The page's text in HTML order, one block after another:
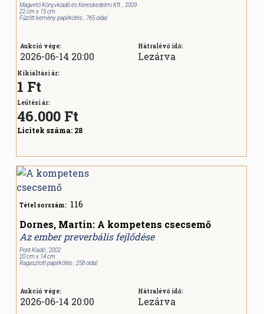
Magvető Könyvkiadó és Kereskedelmi Kft. , 2009
22 cm x 15 cm
Fűzött kemény papírkötés , 765 oldal
Aukció vége:
2026-06-14 20:00
Hátralévő idő:
Lezárva
Kikiáltási ár:
1 Ft
Leütési ár:
46.000 Ft
Licitek száma: 28
Tétel sorszám: 116
Dornes, Martin: A kompetens csecsemő
Az ember preverbális fejlődése
Pont Kiadó , 2002
20 cm x 14 cm
Ragasztott papírkötés , 258 oldal
Aukció vége:
2026-06-14 20:00
Hátralévő idő:
Lezárva